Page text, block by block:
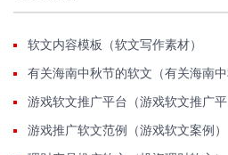
软文内容模板（软文写作素材）
游戏软文推广平台（游戏软文推广平
游戏推广软文范例（游戏软文案例）